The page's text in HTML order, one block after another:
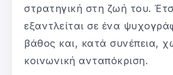
στρατηγική στη ζωή του.
εξαντλείται σε ένα
βάθος και, κατά συνέπεια,
κοινωνική ανταπόκριση.